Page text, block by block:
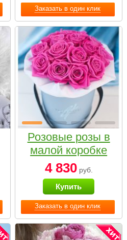
Заказать в один клик
Заказать в один клик
Розовые розы в
малой коробке
4 830руб.
Купить